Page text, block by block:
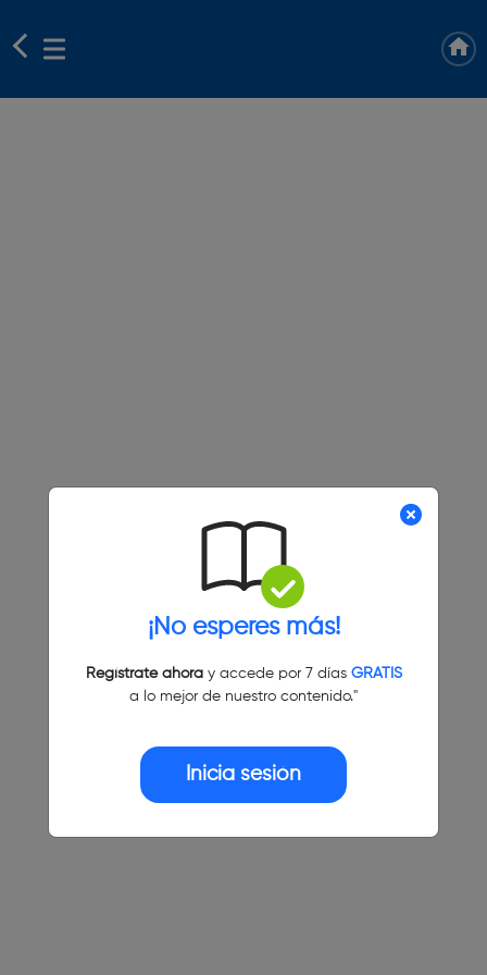
¡No esperes más!
Regístrate ahoray accede por 7 días GRATIS
a lo mejor de nuestro contenido."
Inicia sesión